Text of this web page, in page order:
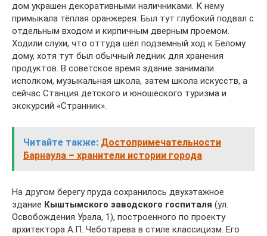
дом украшен декоративными наличниками. К нему
примыкала тёплая оранжерея. Был тут глубокий подвал с
отдельным входом и кирпичным дверным проемом.
Ходили слухи, что оттуда шёл подземный ход к Белому
дому, хотя тут был обычный ледник для хранения
продуктов. В советское время здание занимали
исполком, музыкальная школа, затем школа искусств, а
сейчас Станция детского и юношеского туризма и
экскурсий «Странник».
Читайте также: Достопримечательности
Барнаула – хранители истории города
На другом берегу пруда сохранилось двухэтажное
здание Кыштымского заводского госпиталя (ул.
Освобождения Урала, 1), построенного по проекту
архитектора А.П. Чеботарева в стиле классицизм. Его